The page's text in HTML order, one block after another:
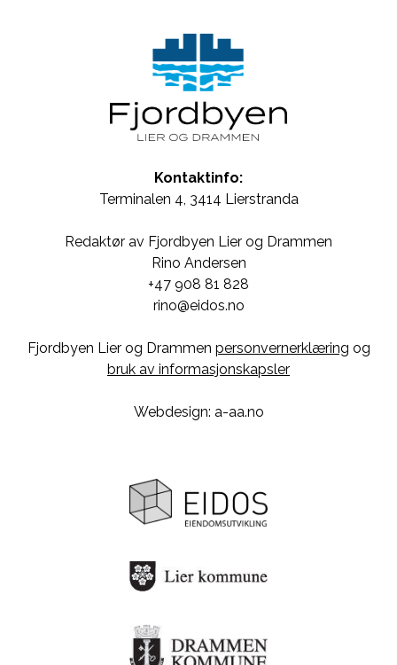
Kontaktinfo:
Terminalen 4, 3414 Lierstranda
Redaktør av Fjordbyen Lier og Drammen
Rino Andersen
+47 908 81 828
rino@eidos.no
Fjordbyen Lier og Drammen personvernerklæring og
bruk av informasjonskapsler
Webdesign: a-aa.no